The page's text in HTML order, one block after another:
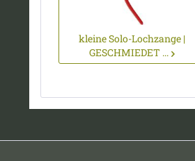
kleine Solo-Lochzange |
GESCHMIEDET ...